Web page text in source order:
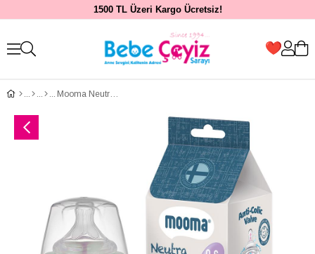
1500 TL Üzeri Kargo Ücretsiz!
Mooma Neutra Antikolik Tritan Biberon 150ml (0-6 Ay) Yavaş Akış - Sage Green